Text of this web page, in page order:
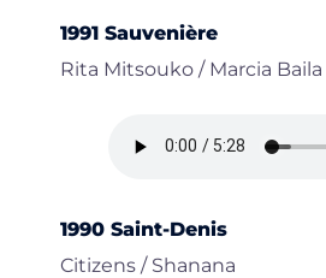
1991 Sauvenière
Rita Mitsouko / Marcia Baila
1990 Saint-Denis
Citizens / Shanana